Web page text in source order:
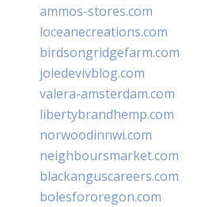
ammos-stores.com
loceanecreations.com
birdsongridgefarm.com
joiedevivblog.com
valera-amsterdam.com
libertybrandhemp.com
norwoodinnwi.com
neighboursmarket.com
blackanguscareers.com
bolesfororegon.com